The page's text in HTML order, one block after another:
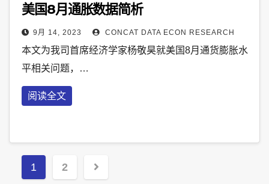
美国8月通胀数据简析
9月 14, 2023 CONCAT DATA ECON RESEARCH
本文为我司首席经济学家杨敬昊就美国8月通货膨胀水
平相关问题，…
阅读全文
Posts
1 2